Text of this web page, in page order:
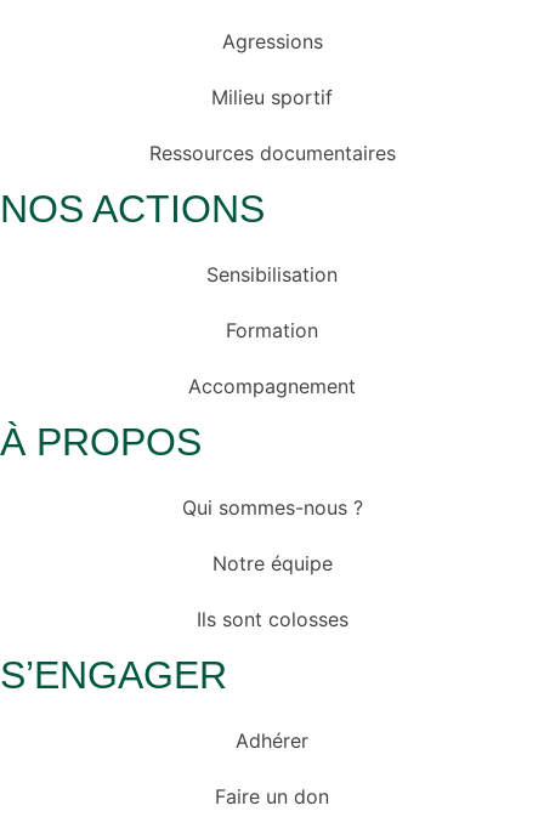
Agressions
Milieu sportif
Ressources documentaires
NOS ACTIONS
Sensibilisation
Formation
Accompagnement
À PROPOS
Qui sommes-nous ?
Notre équipe
Ils sont colosses
S’ENGAGER
Adhérer
Faire un don